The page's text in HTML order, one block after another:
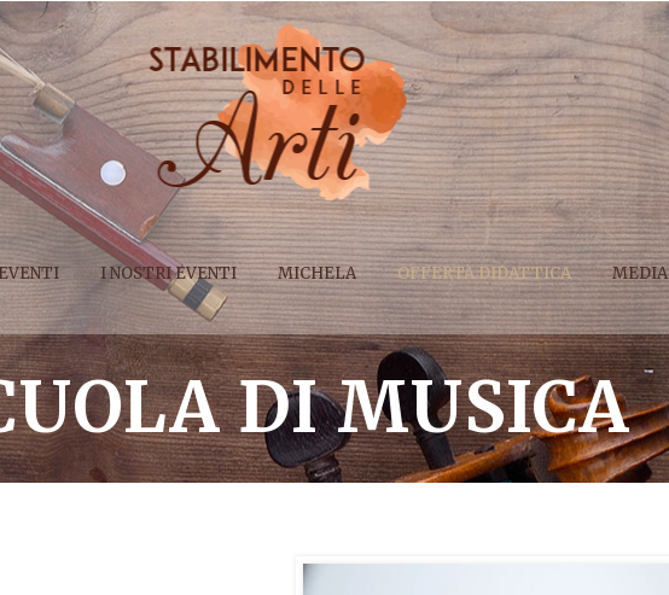
I NOSTRI EVENTI MICHELA OFFERTA DIDATTICA MEDIA
DI MUSICA